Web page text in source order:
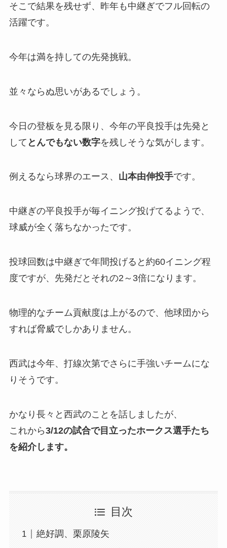
そこで結果を残せず、昨年も中継ぎでフル回転の
活躍です。
今年は満を持しての先発挑戦。
並々ならぬ思いがあるでしょう。
今日の登板を見る限り、今年の平良投手は先発と
して とんでもない数字を残しそうな気がします。
例えるなら球界のエース、 山本由伸投手です。
中継ぎの平良投手が毎イニング投げてるようで、
球威が全く落ちなかったです。
投球回数は中継ぎで年間投げると約60イニング程
度ですが、先発だとそれの2～3倍になります。
物理的なチーム貢献度は上がるので、他球団から
すれば脅威でしかありません。
西武は今年、打線次第でさらに手強いチームにな
りそうです。
かなり長々と西武のことを話しましたが、
これから3/12の試合で目立ったホークス選手たち
を紹介します。
目次
絶好調、栗原陵矢